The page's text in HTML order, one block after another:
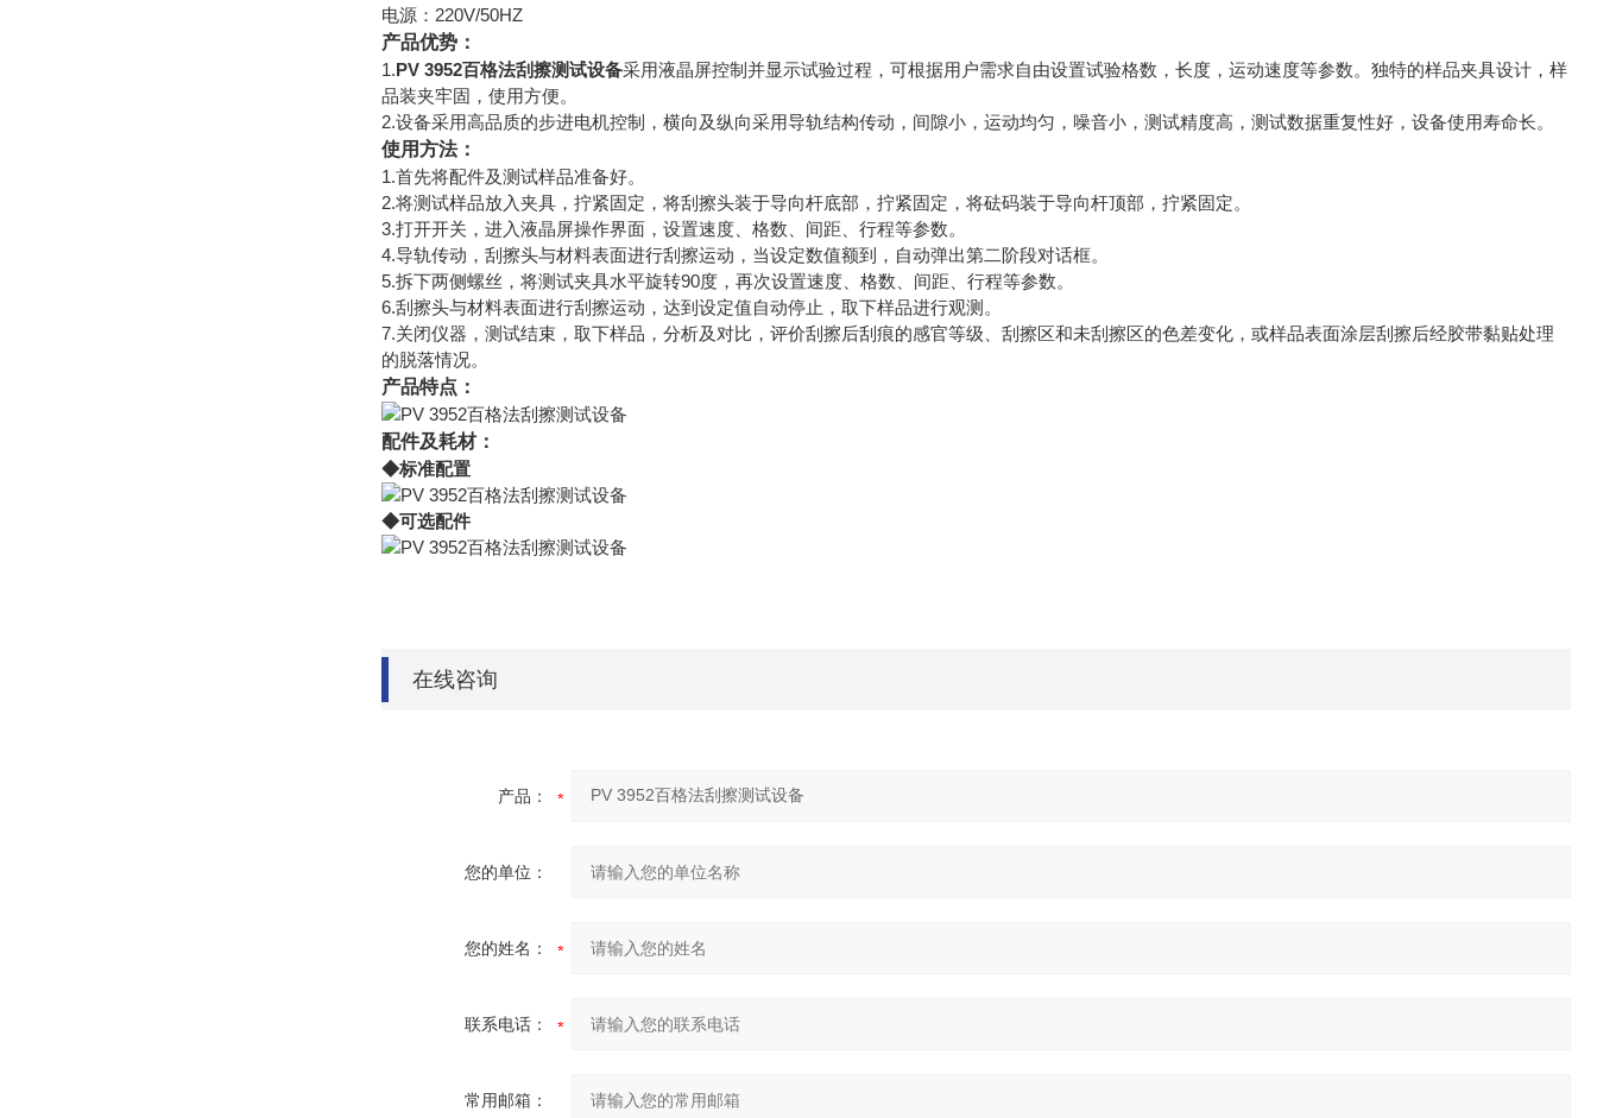
电源：220V/50HZ
产品优势：
1.PV 3952百格法刮擦测试设备采用液晶屏控制并显示试验过程，可根据用户需求自由设置试验格数，长度，运动速度等参数。独特的样品夹具设计，样
品装夹牢固，使用方便。
2.设备采用高品质的步进电机控制，横向及纵向采用导轨结构传动，间隙小，运动均匀，噪音小，测试精度高，测试数据重复性好，设备使用寿命长。
使用方法：
1.首先将配件及测试样品准备好。
2.将测试样品放入夹具，拧紧固定，将刮擦头装于导向杆底部，拧紧固定，将砝码装于导向杆顶部，拧紧固定。
3.打开开关，进入液晶屏操作界面，设置速度、格数、间距、行程等参数。
4.导轨传动，刮擦头与材料表面进行刮擦运动，当设定数值额到，自动弹出第二阶段对话框。
5.拆下两侧螺丝，将测试夹具水平旋转90度，再次设置速度、格数、间距、行程等参数。
6.刮擦头与材料表面进行刮擦运动，达到设定值自动停止，取下样品进行观测。
7.关闭仪器，测试结束，取下样品，分析及对比，评价刮擦后刮痕的感官等级、刮擦区和未刮擦区的色差变化，或样品表面涂层刮擦后经胶带黏贴处理
的脱落情况。
产品特点：
配件及耗材：
◆标准配置
◆可选配件
在线咨询
产品：
您的单位：
您的姓名：
联系电话：
常用邮箱：